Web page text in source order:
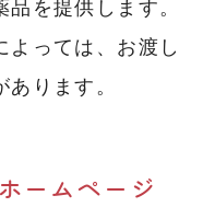
を提供します。
よっては、お渡し
ります。
ームページ